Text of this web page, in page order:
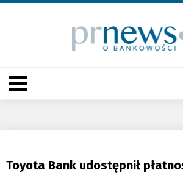
Toyota Bank udostępnił